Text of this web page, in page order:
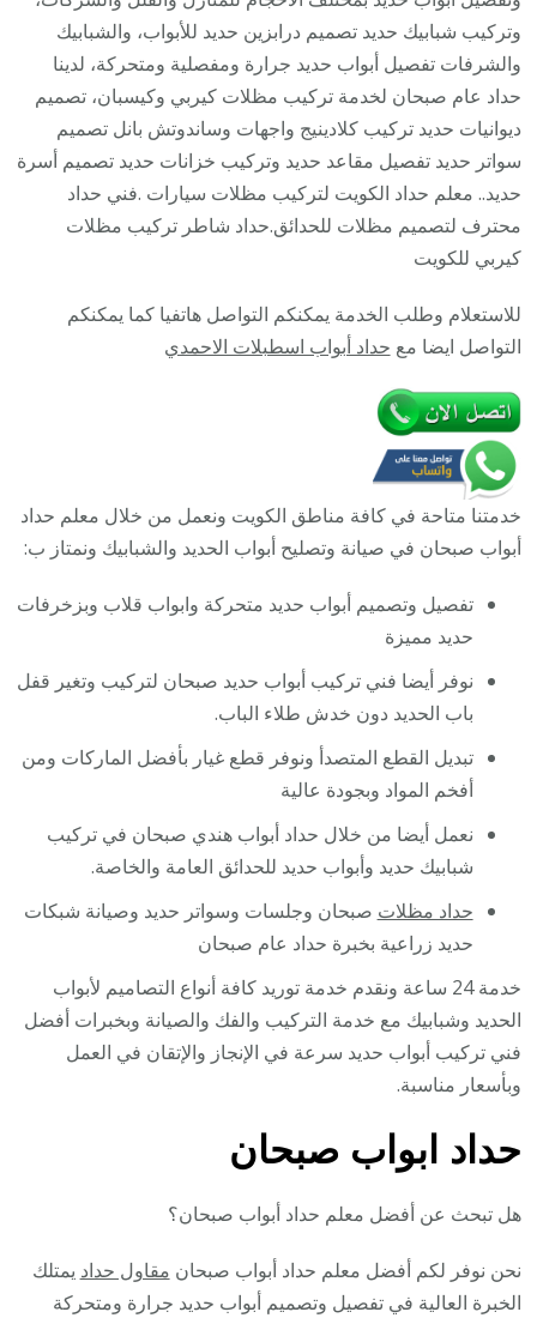
/
/
حداد
جميع
أعمال
وتركيب شبابيك حديد تصميم درابزين حديد للأبواب، والشبابيك
والشرفات تفصيل أبواب حديد جرارة ومفصلية ومتحركة، لدينا
حداد عام صبحان لخدمة تركيب مظلات كيربي وكيسبان، تصميم
ديوانيات حديد تركيب كلادينيج واجهات وساندوتش بانل تصميم
سواتر حديد تفصيل مقاعد حديد وتركيب خزانات حديد تصميم أسرة
حديد.. معلم حداد الكويت لتركيب مظلات سيارات .فني حداد
محترف لتصميم مظلات للحدائق.حداد شاطر تركيب مظلات
كيربي للكويت
للاستعلام وطلب الخدمة يمكنكم التواصل هاتفيا كما يمكنكم
التواصل ايضا مع حداد أبواب اسطبلات الاحمدي
خدمتنا متاحة في كافة مناطق الكويت ونعمل من خلال معلم حداد
أبواب صبحان في صيانة وتصليح أبواب الحديد والشبابيك ونمتاز ب:
تفصيل وتصميم أبواب حديد متحركة وابواب قلاب وبزخرفات
حديد مميزة
نوفر أيضا فني تركيب أبواب حديد صبحان لتركيب وتغير قفل
باب الحديد دون خدش طلاء الباب.
تبديل القطع المتصدأ ونوفر قطع غيار بأفضل الماركات ومن
أفخم المواد وبجودة عالية
نعمل أيضا من خلال حداد أبواب هندي صبحان في تركيب
شبابيك حديد وأبواب حديد للحدائق العامة والخاصة.
حداد مظلات صبحان وجلسات وسواتر حديد وصيانة شبكات
حديد زراعية بخبرة حداد عام صبحان
خدمة 24 ساعة ونقدم خدمة توريد كافة أنواع التصاميم لأبواب
الحديد وشبابيك مع خدمة التركيب والفك والصيانة وبخبرات أفضل
فني تركيب أبواب حديد سرعة في الإنجاز والإتقان في العمل
وبأسعار مناسبة.
حداد ابواب صبحان
هل تبحث عن أفضل معلم حداد أبواب صبحان؟
نحن نوفر لكم أفضل معلم حداد أبواب صبحان مقاول حداد يمتلك
الخبرة العالية في تفصيل وتصميم أبواب حديد جرارة ومتحركة